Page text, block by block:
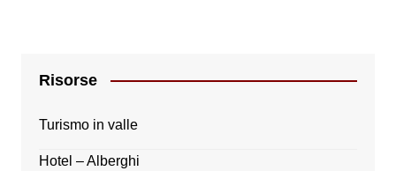
Risorse
Turismo in valle
Hotel – Alberghi